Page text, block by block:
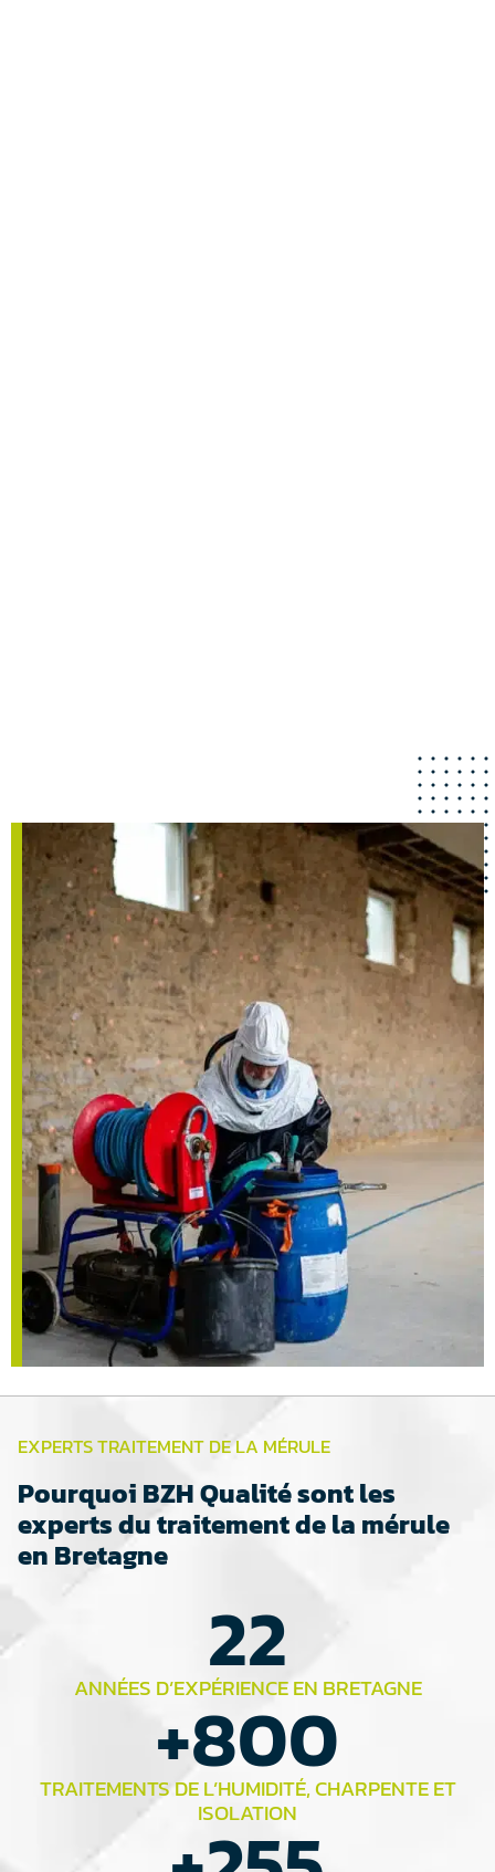
EXPERTS TRAITEMENT DE LA MÉRULE
Pourquoi BZH Qualité sont les
experts du traitement de la mérule
en Bretagne
ANNÉES D’EXPÉRIENCE EN BRETAGNE
22
TRAITEMENTS DE L’HUMIDITÉ, CHARPENTE ET
ISOLATION
+800